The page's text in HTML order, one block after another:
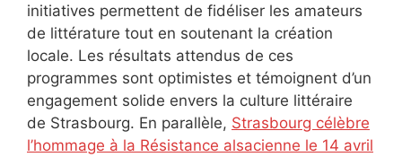
initiatives permettent de fidéliser les amateurs
de littérature tout en soutenant la création
locale. Les résultats attendus de ces
programmes sont optimistes et témoignent d’un
engagement solide envers la culture littéraire
de Strasbourg. En parallèle, Strasbourg célèbre
l’hommage à la Résistance alsacienne le 14 avril